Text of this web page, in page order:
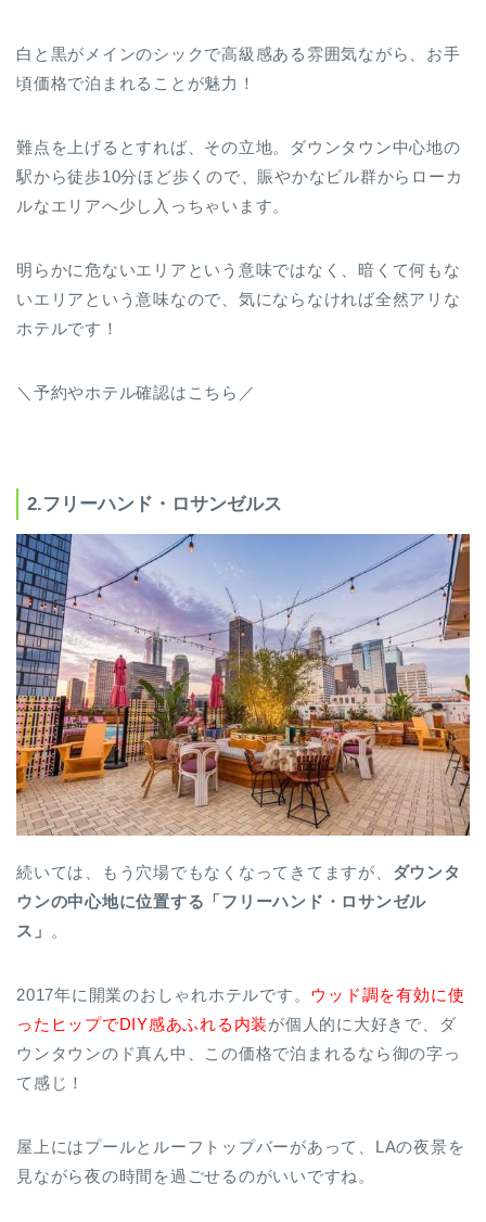
白と黒がメインのシックで高級感ある雰囲気ながら、お手
頃価格で泊まれることが魅力！
難点を上げるとすれば、その立地。ダウンタウン中心地の
駅から徒歩10分ほど歩くので、賑やかなビル群からローカ
ルなエリアへ少し入っちゃいます。
明らかに危ないエリアという意味ではなく、暗くて何もな
いエリアという意味なので、気にならなければ全然アリな
ホテルです！
＼予約やホテル確認はこちら／
2.フリーハンド・ロサンゼルス
続いては、もう穴場でもなくなってきてますが、 ダウンタ
ウンの中心地に位置する「フリーハンド・ロサンゼル
ス」
。
2017年に開業のおしゃれホテルです。 ウッド調を有効に使
ったヒップでDIY感あふれる内装が個人的に大好きで、ダ
ウンタウンのド真ん中、この価格で泊まれるなら御の字っ
て感じ！
屋上にはプールとルーフトップバーがあって、LAの夜景を
見ながら夜の時間を過ごせるのがいいですね。